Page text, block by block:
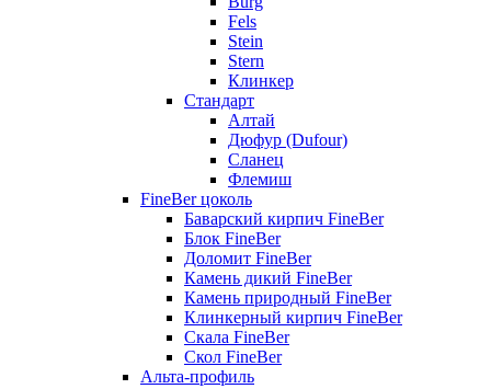
Fels
Stein
Stern
Клинкер
Стандарт
Алтай
Дюфур (Dufour)
Сланец
Флемиш
FineBer цоколь
Баварский кирпич FineBer
Блок FineBer
Доломит FineBer
Камень дикий FineBer
Камень природный FineBer
Клинкерный кирпич FineBer
Скала FineBer
Скол FineBer
Альта-профиль